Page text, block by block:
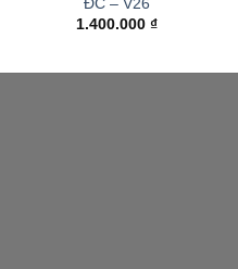
ĐC – V26
1.400.000 ₫